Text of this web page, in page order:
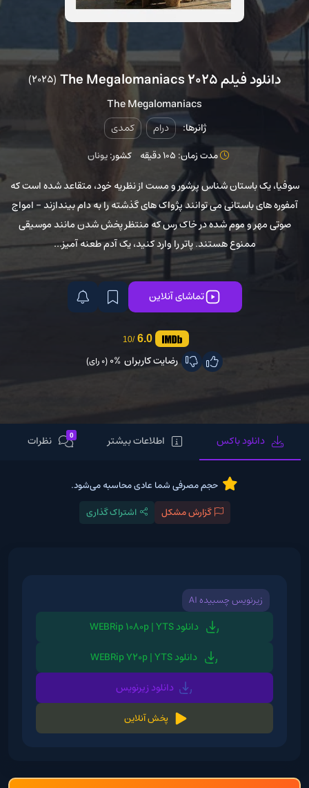
دانلود فیلم The Megalomaniacs 2025 (2025)
The Megalomaniacs
ژانرها: درام کمدی
مدت زمان: 105 دقیقه کشور:یونان
سوفیا، یک باستان شناس پرشور و مست از نظریه خود، متقاعد شده است که
آمفوره های باستانی می توانند پژواک های گذشته را به دام بیندازند - امواج
صوتی مهر و موم شده در خاک رس که منتظر پخش شدن مانند موسیقی
ممنوع هستند. پاتر را وارد کنید، یک آدم طعنه آمیز...
تماشای آنلاین
6.0
/10
رضایت کاربران 0%(0 رای)
دانلود باکس اطلاعات بیشتر 0 نظرات
حجم مصرفی شما عادی محاسبه می‌شود.
گزارش مشکل
اشتراک گذاری
زیرنویس چسبیده AI
دانلود WEBRip 1080p | YTS
دانلود WEBRip 720p | YTS
دانلود زیرنویس
پخش آنلاین